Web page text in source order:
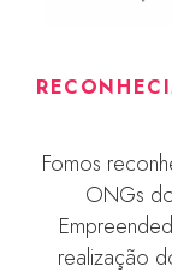
Fomos
ONGs
realização